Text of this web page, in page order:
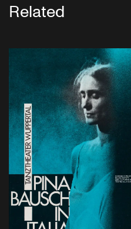
Related